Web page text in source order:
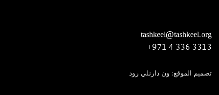
tashkeel@tashkeel.org
+971 4 336 3313
تصميم الموقع: ون دارنلي رود